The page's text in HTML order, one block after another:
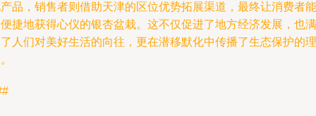
品，销售者则借助天津的区位优势拓展渠道，最终让消费者能
捷地获得心仪的银杏盆栽。这不仅促进了地方经济发展，也满
人们对美好生活的向往，更在潜移默化中传播了生态保护的理